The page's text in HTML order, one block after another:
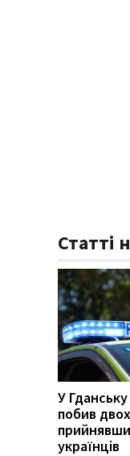
Статті
У
побив
прийнявши
українців